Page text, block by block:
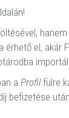
érhető el, akár
a Profilfülre
befizetése